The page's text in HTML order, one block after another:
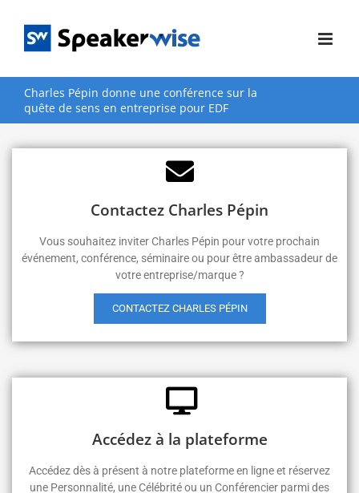
contenu
Charles Pépin donne une conférence sur la
quête de sens en entreprise pour EDF
Contactez Charles Pépin
Vous souhaitez inviter Charles Pépin pour votre prochain
événement, conférence, séminaire ou pour être ambassadeur de
votre entreprise/marque ?
CONTACTEZ CHARLES PÉPIN
Accédez à la plateforme
Accédez dès à présent à notre plateforme en ligne et réservez
une Personnalité, une Célébrité ou un Conférencier parmi des